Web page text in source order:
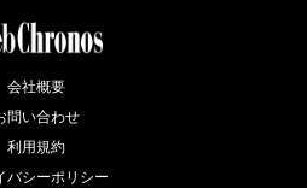
会社概要
問い合わせ
利用規約
バシーポリシー